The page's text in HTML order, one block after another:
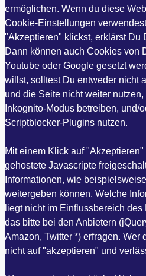
ermöglichen. Wenn du diese
Cookie-Einstellungen
"Akzeptieren" klickst, erklärst Du
Dann können auch Cookies von
Youtube oder Google gesetzt
willst, solltest Du entweder nicht
und die Seite nicht weiter
Inkognito-Modus betreiben, und/
Scriptblocker-Plugins nutzen.
Mit einem Klick auf
gehostete Javascripte
Informationen, wie
weitergeben können. Welche
liegt nicht im Einflussbereich
das bitte bei den Anbietern
Amazon, Twitter *) erfragen. Wer
nicht auf "akzeptieren" und